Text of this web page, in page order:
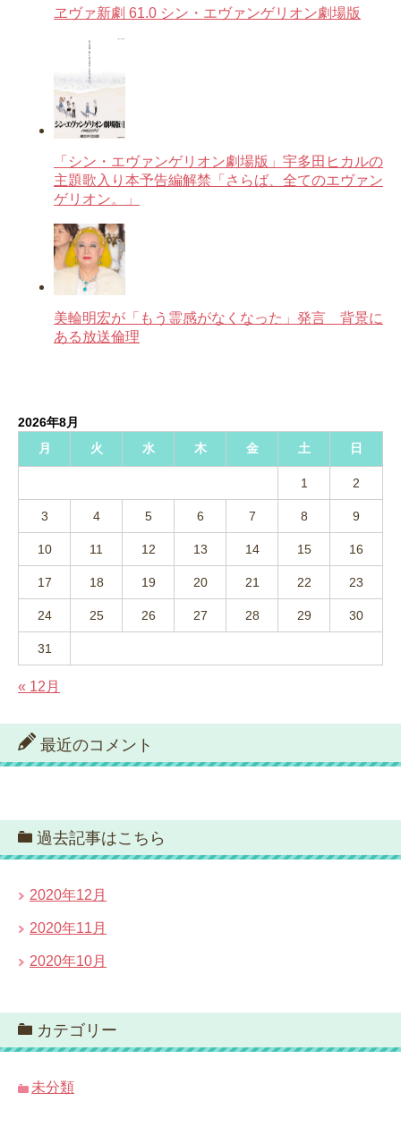
ヱヴァ新劇 61.0 シン・エヴァンゲリオン劇場版
「シン・エヴァンゲリオン劇場版」宇多田ヒカルの
主題歌入り本予告編解禁「さらば、全てのエヴァン
ゲリオン。」
美輪明宏が「もう霊感がなくなった」発言 背景に
ある放送倫理
2026年8月
月
火 水 木 金 土 日
1 2
3 4 5 6 7 8 9
10 11 12 13 14 15 16
17 18 19 20 21 22 23
24 25 26 27 28 29 30
31
« 12月
最近のコメント
過去記事はこちら
2020年12月
2020年11月
2020年10月
カテゴリー
未分類